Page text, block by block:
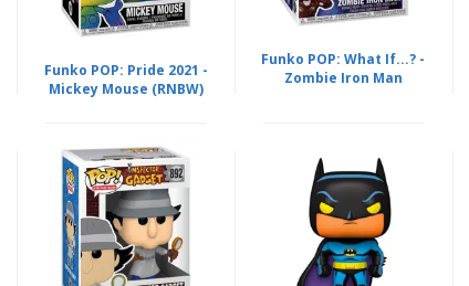
Funko POP: Pride 2021 -
Mickey Mouse (RNBW)
Funko POP: What If...? -
Zombie Iron Man